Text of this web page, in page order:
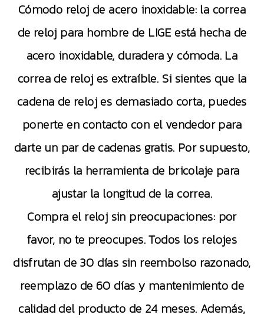
Cómodo reloj de acero inoxidable: la correa
de reloj para hombre de LIGE está hecha de
acero inoxidable, duradera y cómoda. La
correa de reloj es extraíble. Si sientes que la
cadena de reloj es demasiado corta, puedes
ponerte en contacto con el vendedor para
darte un par de cadenas gratis. Por supuesto,
recibirás la herramienta de bricolaje para
ajustar la longitud de la correa.
Compra el reloj sin preocupaciones: por
favor, no te preocupes. Todos los relojes
disfrutan de 30 días sin reembolso razonado,
reemplazo de 60 días y mantenimiento de
calidad del producto de 24 meses. Además,